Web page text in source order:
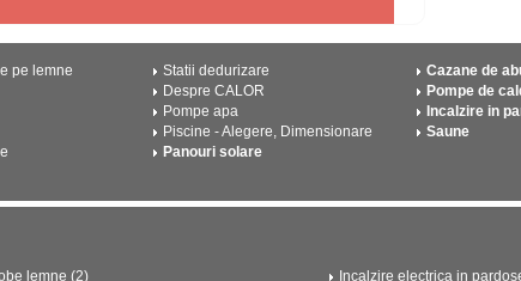
pe lemne
Statii dedurizare
Despre CALOR
Pompe apa
Piscine - Alegere, Dimensionare
Panouri solare
Cazane de
Pompe de
Incalzire in
Saune
lemne (2)
Incalzire electrica in